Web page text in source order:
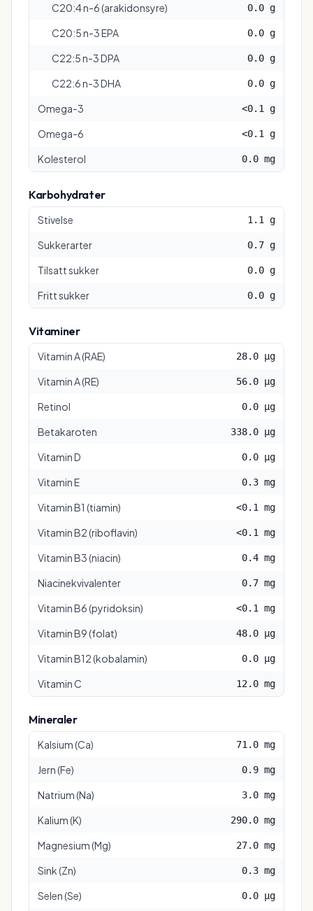
C20:4 n-6 (arakidonsyre) 0.0 g
C20:5 n-3 EPA 0.0 g
C22:5 n-3 DPA 0.0 g
C22:6 n-3 DHA 0.0 g
Omega-3 <0.1 g
Omega-6 <0.1 g
Kolesterol 0.0 mg
Karbohydrater
Stivelse 1.1 g
Sukkerarter 0.7 g
Tilsatt sukker 0.0 g
Fritt sukker 0.0 g
Vitaminer
Vitamin A (RAE) 28.0 µg
Vitamin A (RE) 56.0 µg
Retinol 0.0 µg
Betakaroten 338.0 µg
Vitamin D 0.0 µg
Vitamin E 0.3 mg
Vitamin B1 (tiamin) <0.1 mg
Vitamin B2 (riboflavin) <0.1 mg
Vitamin B3 (niacin) 0.4 mg
Niacinekvivalenter 0.7 mg
Vitamin B6 (pyridoksin) <0.1 mg
Vitamin B9 (folat) 48.0 µg
Vitamin B12 (kobalamin) 0.0 µg
Vitamin C 12.0 mg
Mineraler
Kalsium (Ca) 71.0 mg
Jern (Fe) 0.9 mg
Natrium (Na) 3.0 mg
Kalium (K) 290.0 mg
Magnesium (Mg) 27.0 mg
Sink (Zn) 0.3 mg
Selen (Se) 0.0 µg